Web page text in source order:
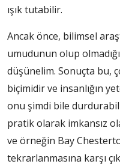
ışık tutabilir.
Ancak önce, bilimsel
umudunun olup
düşünelim. Sonuçta bu,
biçimidir ve insanlığın
onu şimdi bile
pratik olarak imkansız
ve örneğin Bay
tekrarlanmasına karşı